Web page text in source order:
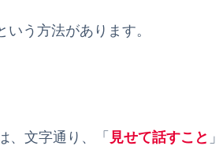
いう方法があります。
、文字通り、「 見せて話すこと